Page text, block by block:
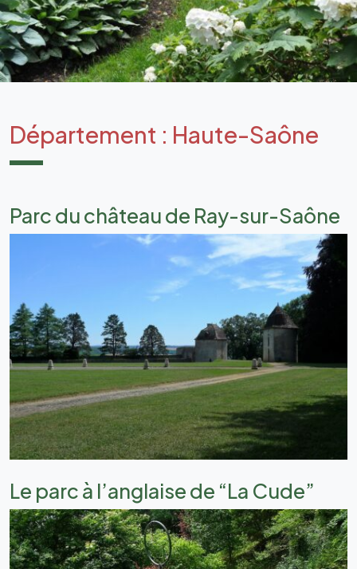
Département : Haute-Saône
Parc du château de Ray-sur-Saône
Le parc à l’anglaise de “La Cude”